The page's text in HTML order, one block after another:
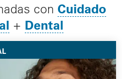
con Cuidado
+ Dental